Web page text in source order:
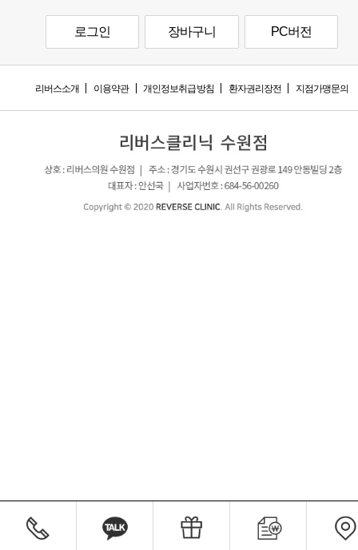
로그인 장바구니 PC버전
리버스소개 이용약관 개인정보취급방침 환자권리장전 지점가맹문의